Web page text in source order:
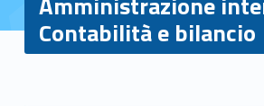
Contabilità e bilancio